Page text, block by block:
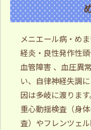
メニエール病・め
経炎・良性発作性
血管障害 、血圧異
い、自律神経失調
因は多岐に渡ります
重心動揺検査（身
査）やフレンツェ